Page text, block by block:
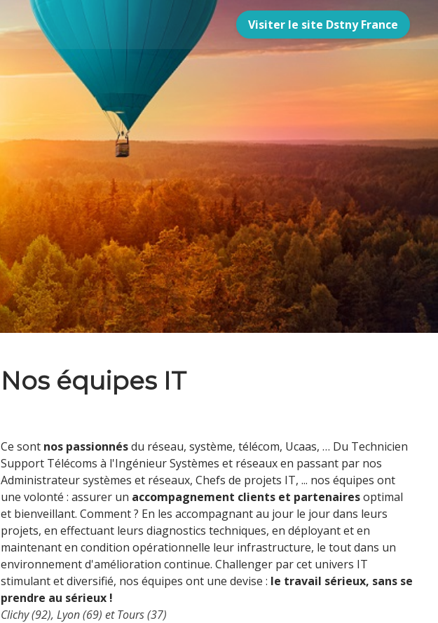
Visiter le site Dstny France
Nos équipes IT
Ce sont nos passionnésdu réseau, système, télécom, Ucaas, … Du Technicien
Support Télécoms à l'Ingénieur Systèmes et réseaux en passant par nos
Administrateur systèmes et réseaux, Chefs de projets IT, ... nos équipes ont
une volonté : assurer un accompagnement clients et partenairesoptimal
et bienveillant. Comment ? En les accompagnant au jour le jour dans leurs
projets, en effectuant leurs diagnostics techniques, en déployant et en
maintenant en condition opérationnelle leur infrastructure, le tout dans un
environnement d'amélioration continue. Challenger par cet univers IT
stimulant et diversifié, nos équipes ont une devise : le travail sérieux, sans se
prendre au sérieux !
Clichy (92), Lyon (69) et Tours (37)